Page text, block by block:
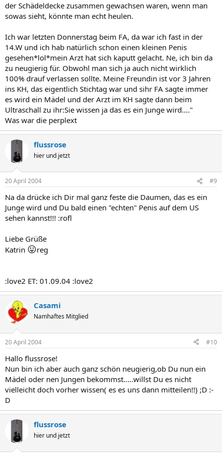
der Schädeldecke zusammen gewachsen waren, wenn man
sowas sieht, könnte man echt heulen.
Ich war letzten Donnerstag beim FA, da war ich fast in der
14.W und ich hab natürlich schon einen kleinen Penis
gesehen*lol*mein Arzt hat sich kaputt gelacht. Ne, ich bin da
zu neugierig für. Obwohl man sich ja auch nicht wirklich
100% drauf verlassen sollte. Meine Freundin ist vor 3 Jahren
ins KH, das eigentlich Stichtag war und sihr FA sagte immer
es wird ein Mädel und der Arzt im KH sagte dann beim
Ultraschall zu ihr:Sie wissen ja das es ein Junge wird...."
Was war die perplext
flussrose
hier und jetzt
20 April 2004 #9
Na da drücke ich Dir mal ganz feste die Daumen, das es ein
Junge wird und Du bald einen "echten" Penis auf dem US
sehen kannst!!! :rofl
Liebe Grüße
Katrin 😛reg
:love2 ET: 01.09.04 :love2
Casami
Namhaftes Mitglied
20 April 2004 #10
Hallo flussrose!
Nun bin ich aber auch ganz schön neugierig,ob Du nun ein
Mädel oder nen Jungen bekommst.....willst Du es nicht
vielleicht doch vorher wissen( es es uns dann mitteilen!!) ;D :-
D
flussrose
hier und jetzt